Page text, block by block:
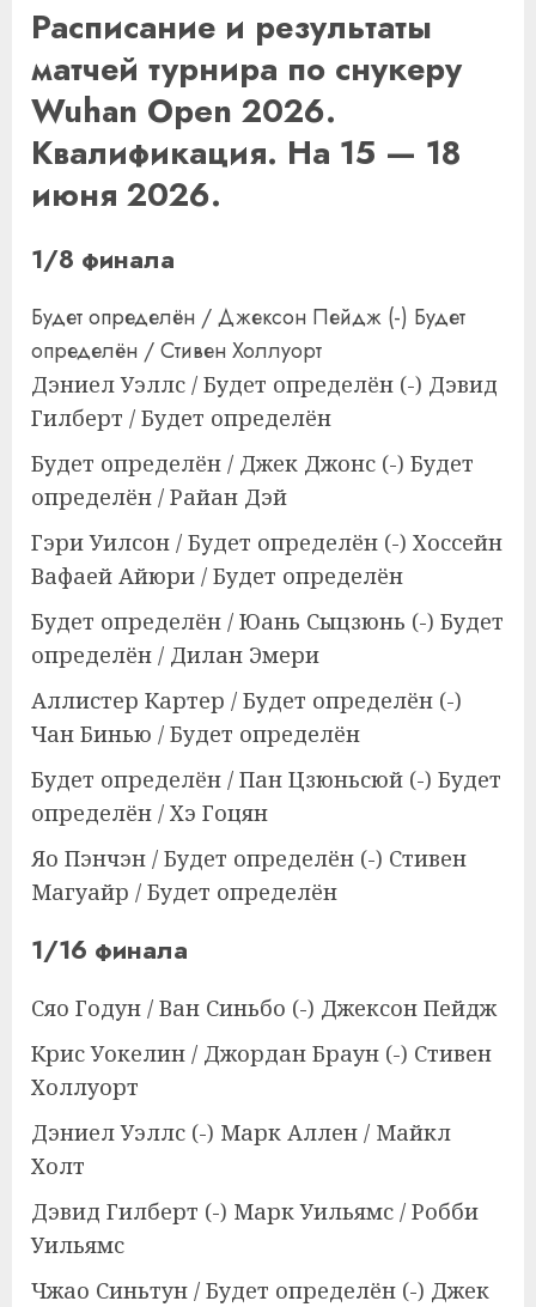
Расписание и результаты
матчей турнира по снукеру
Wuhan Open 2026.
Квалификация. На 15 — 18
июня 2026.
1/8 финала
Будет определён / Джексон Пейдж (-) Будет
определён / Стивен Холлуорт
Дэниел Уэллс / Будет определён (-) Дэвид
Гилберт / Будет определён
Будет определён / Джек Джонс (-) Будет
определён / Райан Дэй
Гэри Уилсон / Будет определён (-) Хоссейн
Вафаей Айюри / Будет определён
Будет определён / Юань Сыцзюнь (-) Будет
определён / Дилан Эмери
Аллистер Картер / Будет определён (-)
Чан Бинью / Будет определён
Будет определён / Пан Цзюньсюй (-) Будет
определён / Хэ Гоцян
Яо Пэнчэн / Будет определён (-) Стивен
Магуайр / Будет определён
1/16 финала
Сяо Годун / Ван Синьбо (-) Джексон Пейдж
Крис Уокелин / Джордан Браун (-) Стивен
Холлуорт
Дэниел Уэллс (-) Марк Аллен / Майкл
Холт
Дэвид Гилберт (-) Марк Уильямс / Робби
Уильямс
Чжао Синьтун / Будет определён (-) Джек